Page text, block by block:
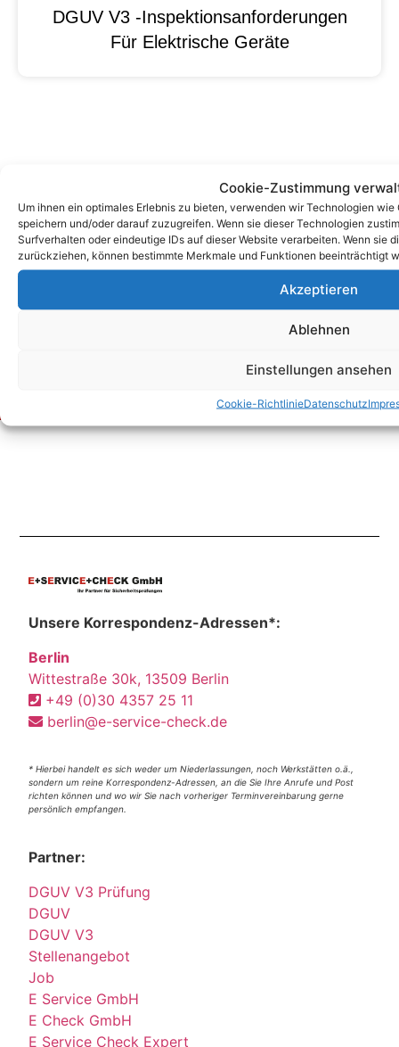
Cookie-Zustimmung
Um ihnen ein optimales Erlebnis zu bieten, verwenden wir Technologien
speichern und/oder darauf zuzugreifen. Wenn sie dieser Technologien
Surfverhalten oder eindeutige IDs auf dieser Website verarbeiten. Wenn sie
zurückziehen, können bestimmte Merkmale und Funktionen beeinträchtigt
Akzeptieren
Ablehnen
Einstellungen ansehen
Cookie-RichtlinieDatenschutz
DGUV V3 -Inspektionsanforderungen
Für Elektrische Geräte
Zum Kontaktformular
Unsere Korrespondenz-Adressen*:
Berlin
Wittestraße 30k, 13509 Berlin
+49 (0)30 4357 25 11
berlin@e-service-check.de
* Hierbei handelt es sich weder um Niederlassungen, noch Werkstätten o.ä.,
sondern um reine Korrespondenz-Adressen, an die Sie Ihre Anrufe und Post
richten können und wo wir Sie nach vorheriger Terminvereinbarung gerne
persönlich empfangen.
Partner:
DGUV V3 Prüfung
DGUV
DGUV V3
Stellenangebot
Job
E Service GmbH
E Check GmbH
E Service Check Expert